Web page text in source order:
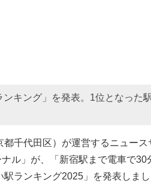
キング」を発表。1位となった
千代田区）が運営するニュース
ナル」が、「新宿駅まで電車で30
駅ランキング2025」を発表しまし